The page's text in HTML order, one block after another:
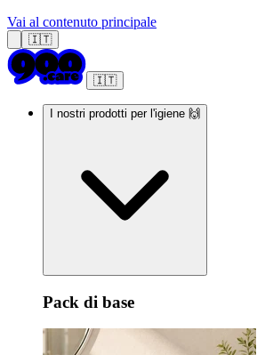
Vai al contenuto principale
🇮🇹
🇮🇹
I nostri prodotti per l'igiene 🙌
Pack di base